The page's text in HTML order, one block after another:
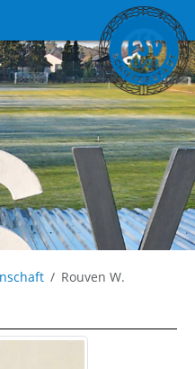
Rouven W.